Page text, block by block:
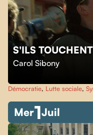
S'ILS
Carol Sibony
Démocratie, Lutte sociale,
Mer1Juil